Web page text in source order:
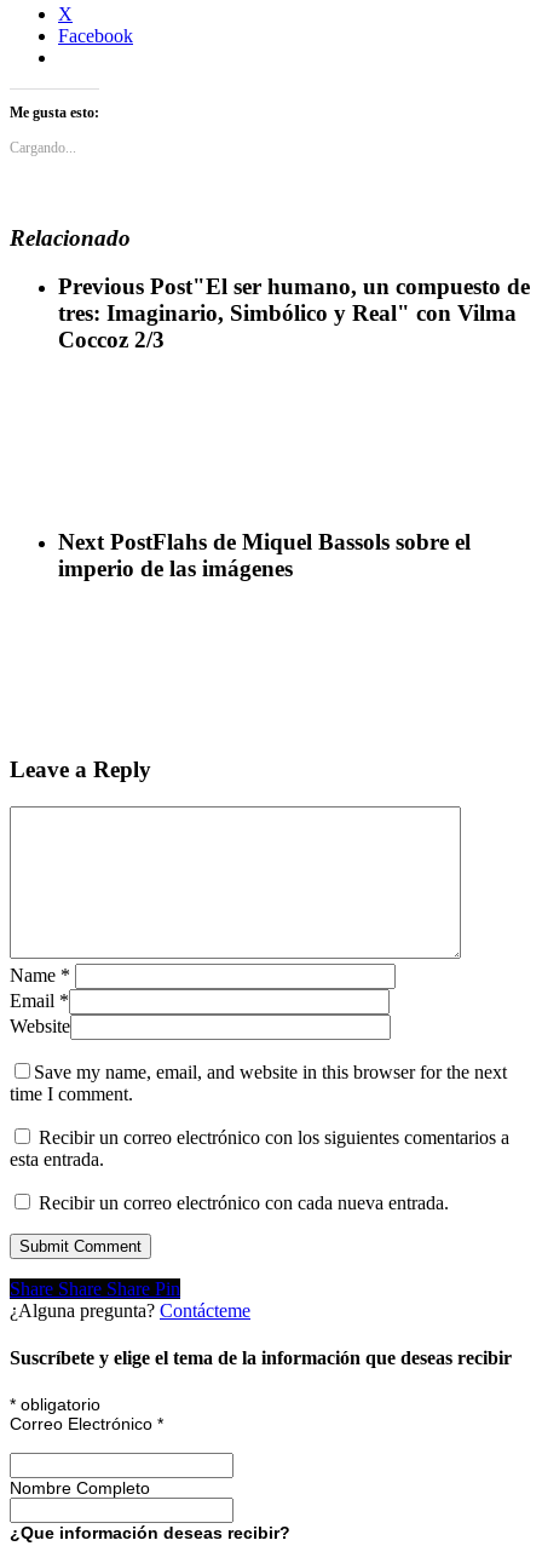
X
Facebook
Me gusta esto:
Cargando...
Relacionado
Previous Post"El ser humano, un compuesto de
tres: Imaginario, Simbólico y Real" con Vilma
Coccoz 2/3
Next PostFlahs de Miquel Bassols sobre el
imperio de las imágenes
Leave a Reply
Name *
Email *
Website
Save my name, email, and website in this browser for the next
time I comment.
Recibir un correo electrónico con los siguientes comentarios a
esta entrada.
Recibir un correo electrónico con cada nueva entrada.
Share
Share Share Share Pin
¿Alguna pregunta? Contácteme
Suscríbete y elige el tema de la información que deseas recibir
* obligatorio
Correo Electrónico *
Nombre Completo
¿Que información deseas recibir?